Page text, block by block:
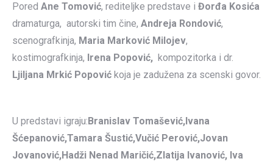
Pored Ane Tomović, rediteljke predstave i Đorđa Kosića
dramaturga, autorski tim čine, Andreja Rondović,
scenografkinja, Maria Marković Milojev,
kostimografkinja, Irena Popović, kompozitorka i dr.
Ljiljana Mrkić Popović koja je zadužena za scenski govor.
U predstavi igraju:Branislav Tomašević,Ivana
Šćepanović,Tamara Šustić,Vučić Perović,Jovan
Jovanović,Hadži Nenad Maričić,Zlatija Ivanović, Iva